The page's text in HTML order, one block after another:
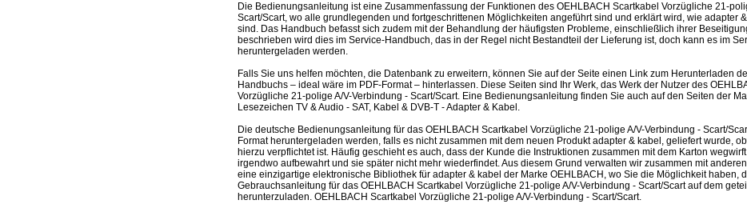
Die Bedienungsanleitung ist eine Zusammenfassung der Funktionen des OEHLBACH Scartkabel Vorzügliche 21-
Scart/Scart, wo alle grundlegenden und fortgeschrittenen Möglichkeiten angeführt sind und erklärt wird, wie adapter
sind. Das Handbuch befasst sich zudem mit der Behandlung der häufigsten Probleme, einschließlich ihrer
beschrieben wird dies im Service-Handbuch, das in der Regel nicht Bestandteil der Lieferung ist, doch kann es im
heruntergeladen werden.
Falls Sie uns helfen möchten, die Datenbank zu erweitern, können Sie auf der Seite einen Link zum Herunterladen
Handbuchs – ideal wäre im PDF-Format – hinterlassen. Diese Seiten sind Ihr Werk, das Werk der Nutzer des
Vorzügliche 21-polige A/V-Verbindung - Scart/Scart. Eine Bedienungsanleitung finden Sie auch auf den Seiten der
Lesezeichen TV & Audio - SAT, Kabel & DVB-T - Adapter & Kabel.
Die deutsche Bedienungsanleitung für das OEHLBACH Scartkabel Vorzügliche 21-polige A/V-Verbindung - Scart/
Format heruntergeladen werden, falls es nicht zusammen mit dem neuen Produkt adapter & kabel, geliefert wurde,
hierzu verpflichtet ist. Häufig geschieht es auch, dass der Kunde die Instruktionen zusammen mit dem Karton
irgendwo aufbewahrt und sie später nicht mehr wiederfindet. Aus diesem Grund verwalten wir zusammen mit
eine einzigartige elektronische Bibliothek für adapter & kabel der Marke OEHLBACH, wo Sie die Möglichkeit haben,
Gebrauchsanleitung für das OEHLBACH Scartkabel Vorzügliche 21-polige A/V-Verbindung - Scart/Scart auf dem
herunterzuladen. OEHLBACH Scartkabel Vorzügliche 21-polige A/V-Verbindung - Scart/Scart.